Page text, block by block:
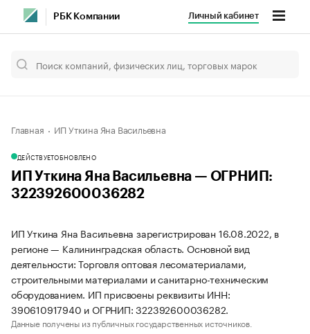
РБК Компании Личный кабинет
Главная ИП Уткина Яна Васильевна
ДЕЙСТВУЕТОБНОВЛЕНО
ИП Уткина Яна Васильевна — ОГРНИП:
322392600036282
ИП Уткина Яна Васильевна зарегистрирован 16.08.2022, в
регионе — Калининградская область. Основной вид
деятельности: Торговля оптовая лесоматериалами,
строительными материалами и санитарно-техническим
оборудованием. ИП присвоены реквизиты ИНН:
390610917940 и ОГРНИП: 322392600036282.
Данные получены из публичных государственных источников.